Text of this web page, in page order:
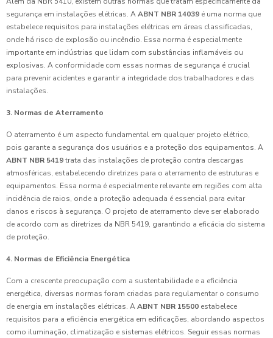
segurança em instalações elétricas. AABNT NBR 14039 é uma norma que
estabelece requisitos para instalações elétricas em áreas classificadas,
onde há risco de explosão ou incêndio. Essa norma é especialmente
importante em indústrias que lidam com substâncias inflamáveis ou
explosivas. A conformidade com essas normas de segurança é crucial
para prevenir acidentes e garantir a integridade dos trabalhadores e das
instalações.
3. Normas de Aterramento
O aterramento é um aspecto fundamental em qualquer projeto elétrico,
pois garante a segurança dos usuários e a proteção dos equipamentos. A
ABNT NBR 5419trata das instalações de proteção contra descargas
atmosféricas, estabelecendo diretrizes para o aterramento de estruturas e
equipamentos. Essa norma é especialmente relevante em regiões com alta
incidência de raios, onde a proteção adequada é essencial para evitar
danos e riscos à segurança. O projeto de aterramento deve ser elaborado
de acordo com as diretrizes da NBR 5419, garantindo a eficácia do sistema
de proteção.
4. Normas de Eficiência Energética
Com a crescente preocupação com a sustentabilidade e a eficiência
energética, diversas normas foram criadas para regulamentar o consumo
de energia em instalações elétricas. AABNT NBR 15500 estabelece
requisitos para a eficiência energética em edificações, abordando aspectos
como iluminação, climatização e sistemas elétricos. Seguir essas normas